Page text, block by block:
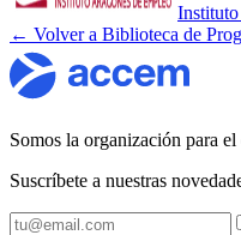
← Volver a Biblioteca de
Somos la organización para
Suscríbete a nuestras